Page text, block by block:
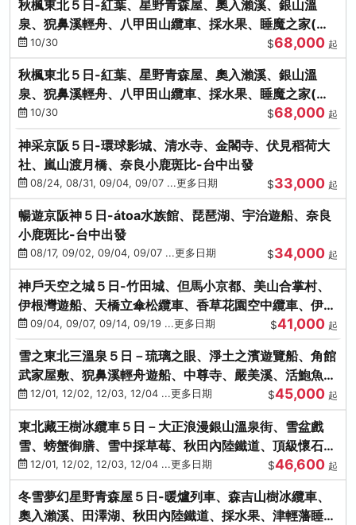
秋楓東北５日-紅葉、星野青森屋、奧入瀨溪、銀山溫
泉、猊鼻溪輕舟、八甲田山纜車、採水果、睡魔之家(不
進免稅店)
10/30 $68,000 起
秋楓東北５日-紅葉、星野青森屋、奧入瀨溪、銀山溫
泉、猊鼻溪輕舟、八甲田山纜車、採水果、睡魔之家(不
進免稅店)
10/30 $68,000 起
神采京阪５日-環球影城、清水寺、金閣寺、伏見稻荷大
社、嵐山渡月橋、奈良小鹿斑比-台中出發
08/24, 08/31, 09/04, 09/07 ...更多日期 $33,000 起
暢遊京阪神５日-átoa水族館、琵琶湖、宇治遊船、奈良
小鹿斑比-台中出發
08/17, 09/02, 09/04, 09/07 ...更多日期 $34,000 起
神戶天空之城５日-竹田城、但馬小京都、美山合掌村、
伊根灣遊船、天橋立傘松纜車、香草花園空中纜車、伊勢
龍蝦-台中出發
09/04, 09/07, 09/14, 09/19 ...更多日期 $41,000 起
雪之東北三溫泉５日－琉璃之眼、淨土之濱遊覽船、角館
武家屋敷、猊鼻溪輕舟遊船、中尊寺、嚴美溪、活鮑魚
燒、烤牡蠣、握壽司體驗
12/01, 12/02, 12/03, 12/04 ...更多日期 $45,000 起
東北藏王樹冰纜車５日－大正浪漫銀山溫泉街、雪盆戲
雪、螃蟹御膳、雪中採草莓、秋田內陸鐵道、頂級懷石料
理、松島遊船
12/01, 12/02, 12/03, 12/04 ...更多日期 $46,600 起
冬雪夢幻星野青森屋５日-暖爐列車、森吉山樹冰纜車、
奧入瀨溪、田澤湖、秋田內陸鐵道、採水果、津輕藩睡魔